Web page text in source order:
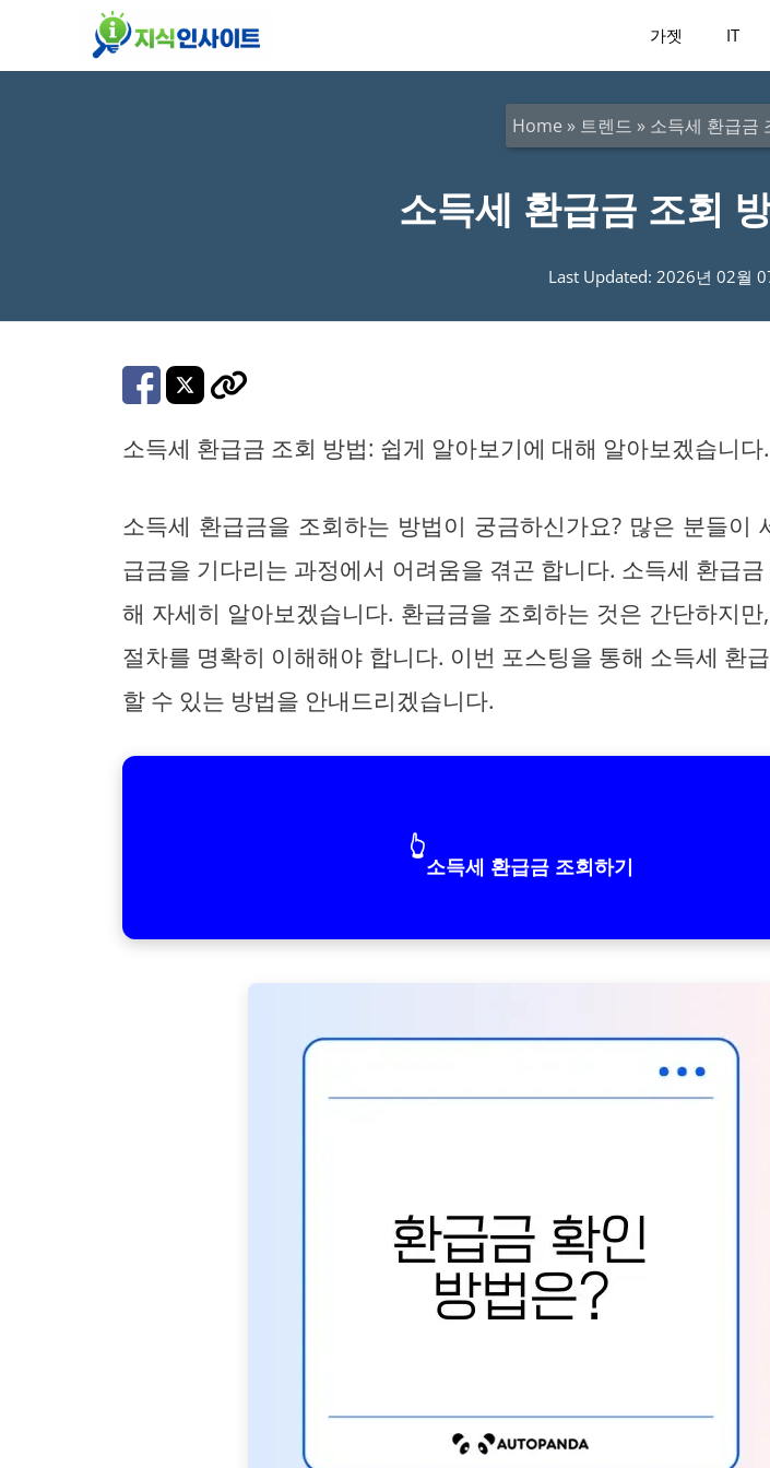
가젯 IT
Home » 트렌드 » 소득세 환급금
소득세 환급금 조회
Last Updated: 2026년 02월
소득세 환급금 조회 방법: 쉽게 알아보기에 대해 알아보겠습니다.
소득세 환급금을 조회하는 방법이 궁금하신가요? 많은 분들이
급금을 기다리는 과정에서 어려움을 겪곤 합니다. 소득세 환급금
해 자세히 알아보겠습니다. 환급금을 조회하는 것은 간단하지
절차를 명확히 이해해야 합니다. 이번 포스팅을 통해 소득세 환
할 수 있는 방법을 안내드리겠습니다.
👆
소득세 환급금 조회하기